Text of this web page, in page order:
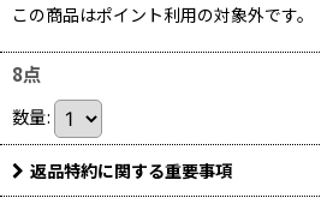
この商品はポイント利用の対象外です。
8点
数量:
返品特約に関する重要事項